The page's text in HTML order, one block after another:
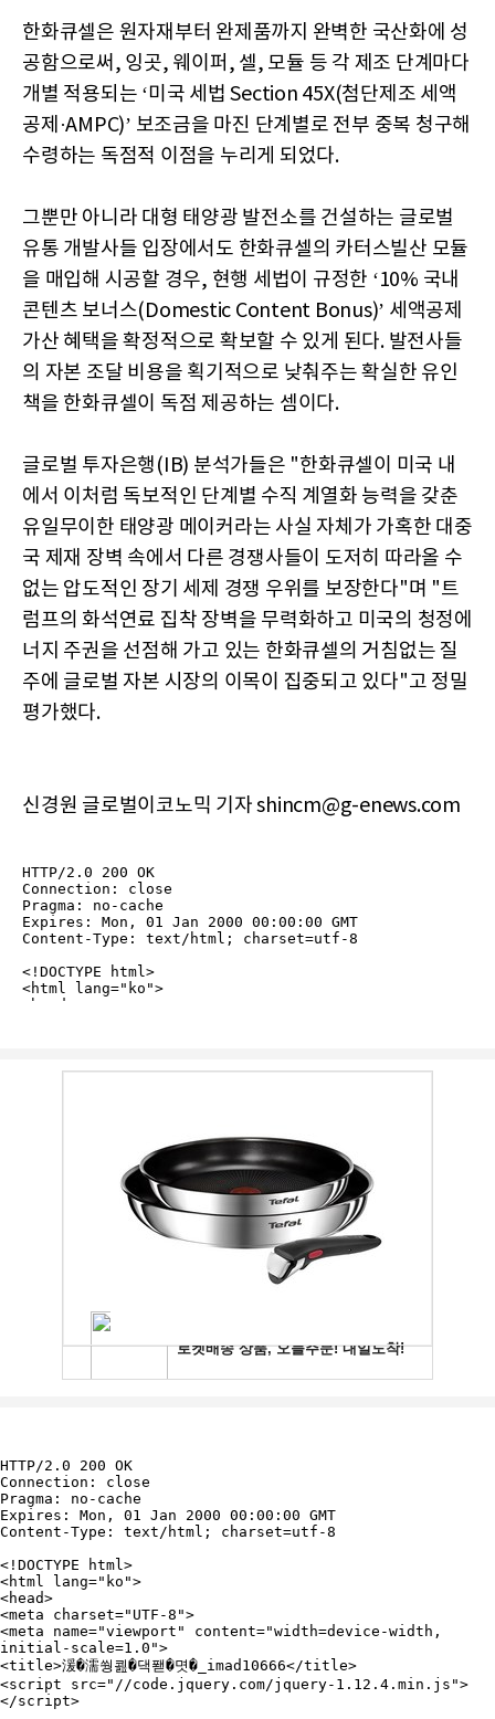
한화큐셀은 원자재부터 완제품까지 완벽한 국산화에 성
공함으로써, 잉곳, 웨이퍼, 셀, 모듈 등 각 제조 단계마다
개별 적용되는 ‘미국 세법 Section 45X(첨단제조 세액
공제·AMPC)’ 보조금을 마진 단계별로 전부 중복 청구해
수령하는 독점적 이점을 누리게 되었다.
그뿐만 아니라 대형 태양광 발전소를 건설하는 글로벌
유통 개발사들 입장에서도 한화큐셀의 카터스빌산 모듈
을 매입해 시공할 경우, 현행 세법이 규정한 ‘10% 국내
콘텐츠 보너스(Domestic Content Bonus)’ 세액공제
가산 혜택을 확정적으로 확보할 수 있게 된다. 발전사들
의 자본 조달 비용을 획기적으로 낮춰주는 확실한 유인
책을 한화큐셀이 독점 제공하는 셈이다.
글로벌 투자은행(IB) 분석가들은 "한화큐셀이 미국 내
에서 이처럼 독보적인 단계별 수직 계열화 능력을 갖춘
유일무이한 태양광 메이커라는 사실 자체가 가혹한 대중
국 제재 장벽 속에서 다른 경쟁사들이 도저히 따라올 수
없는 압도적인 장기 세제 경쟁 우위를 보장한다"며 "트
럼프의 화석연료 집착 장벽을 무력화하고 미국의 청정에
너지 주권을 선점해 가고 있는 한화큐셀의 거침없는 질
주에 글로벌 자본 시장의 이목이 집중되고 있다"고 정밀
평가했다.
신경원 글로벌이코노믹 기자 shincm@g-enews.com